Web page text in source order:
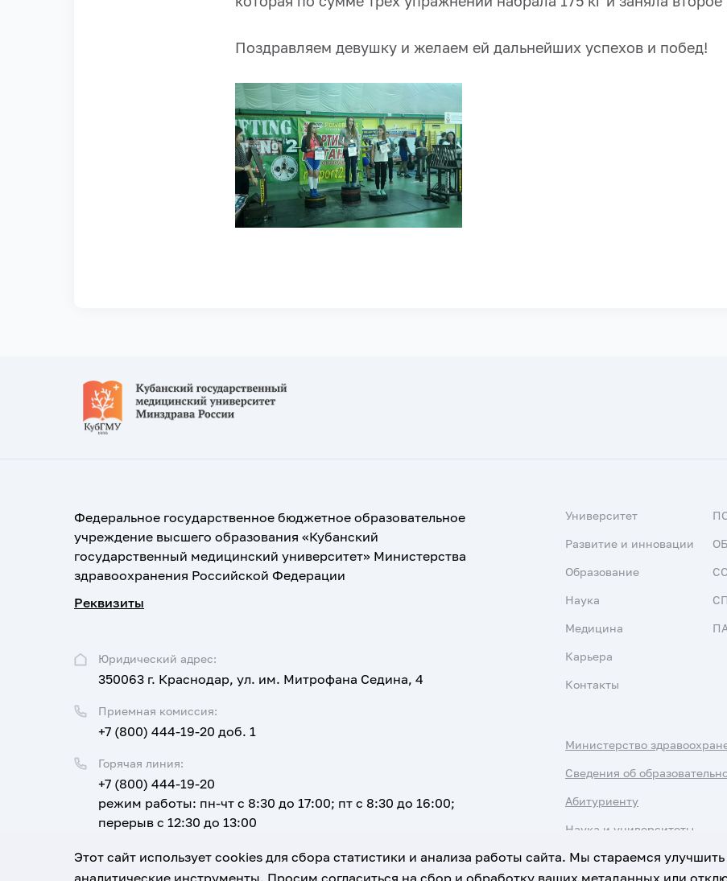
Поздравляем девушку и желаем ей дальнейших успехов и побед!
Федеральное государственное бюджетное образовательное
учреждение высшего образования «Кубанский
государственный медицинский университет» Министерства
здравоохранения Российской Федерации
Реквизиты
Юридический адрес:
350063 г. Краснодар, ул. им. Митрофана Седина, 4
Приемная комиссия:
+7 (800) 444-19-20 доб. 1
Горячая линия:
+7 (800) 444-19-20
режим работы: пн-чт с 8:30 до 17:00; пт с 8:30 до 16:00;
перерыв с 12:30 до 13:00
Email:
corpus@ksma.ru
Университет
Развитие и инновации
Образование
Наука
Медицина
Карьера
Контакты
Министерство
Сведения об
Абитуриенту
Наука и университеты
Этот сайт использует cookies для сбора статистики и анализа работы сайта. Мы стараемся
аналитические инструменты. Просим согласиться на сбор и обработку ваших метаданных или